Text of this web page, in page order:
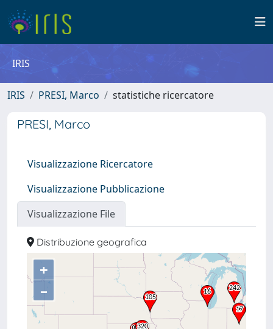
IRIS
IRIS PRESI, Marco statistiche ricercatore
PRESI, Marco
Visualizzazione Ricercatore
Visualizzazione Pubblicazione
Visualizzazione File
Distribuzione geografica
+
–